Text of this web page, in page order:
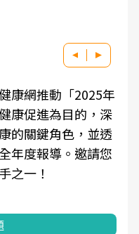
康網推動「2025年
康促進為目的，深
的關鍵角色，並透
年度報導。邀請您
之一！